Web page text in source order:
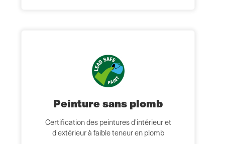
Peinture sans plomb
Certification des peintures d'intérieur et
d'extérieur à faible teneur en plomb